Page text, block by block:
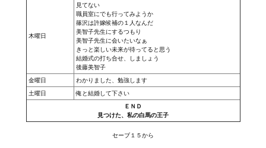
木曜日
見てない
職員室にでも行ってみようか
篠沢は許嫁候補の１人なんだ
美智子先生にするつもり
美智子先生に会いたいなぁ
きっと楽しい未来が待ってると思う
結婚式の打ち合せ、しましょう
後藤美智子
金曜日
わかりました、勉強します
土曜日
俺と結婚して下さい
ＥＮＤ
見つけた、私の白馬の王子
セーブ１５から